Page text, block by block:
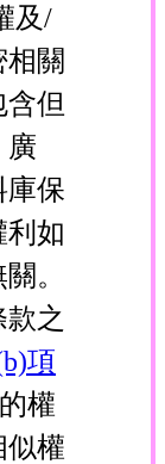
及/
關
但
廣
庫保
利如
。
之
項
權
似權